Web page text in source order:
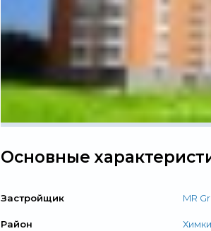
Основные
Застройщик MR
Район Химки